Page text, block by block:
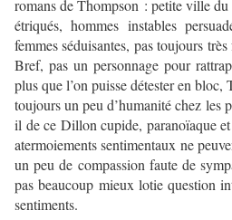
romans de Thompson : petite ville
étriqués, hommes instables
femmes séduisantes, pas toujours
Bref, pas un personnage pour
plus que l’on puisse détester en
toujours un peu d’humanité chez les
il de ce Dillon cupide, paranoïaque et
atermoiements sentimentaux ne
un peu de compassion faute de
pas beaucoup mieux lotie question
sentiments.